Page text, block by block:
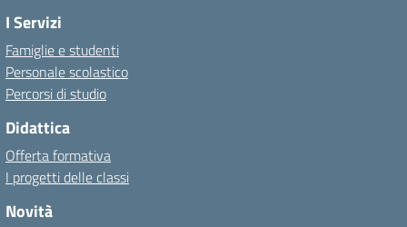
I Servizi
Famiglie e studenti
Personale scolastico
Percorsi di studio
Didattica
Offerta formativa
I progetti delle classi
Novità